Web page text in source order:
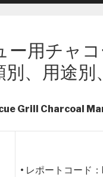
ー用チャ
、用途別
Grill Charcoal
• レポートコード